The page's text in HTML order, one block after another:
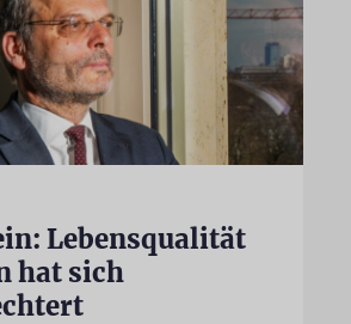
Lebensqualität
hat sich